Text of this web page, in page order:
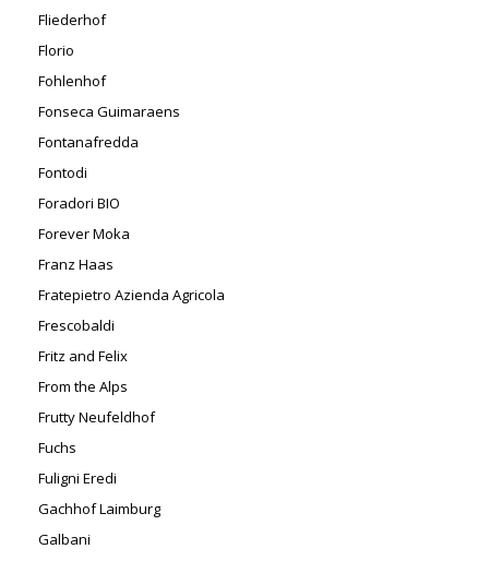
Fliederhof
Florio
Fohlenhof
Fonseca Guimaraens
Fontanafredda
Fontodi
Foradori BIO
Forever Moka
Franz Haas
Fratepietro Azienda Agricola
Frescobaldi
Fritz and Felix
From the Alps
Frutty Neufeldhof
Fuchs
Fuligni Eredi
Gachhof Laimburg
Galbani